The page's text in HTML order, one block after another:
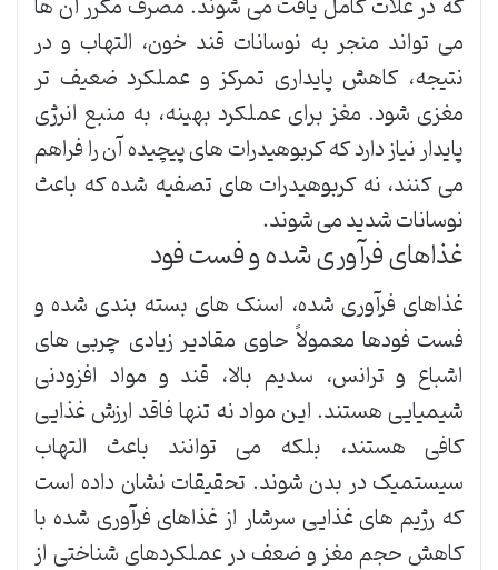
می تواند منجر به نوسانات قند خون، التهاب و در
نتیجه، کاهش پایداری تمرکز و عملکرد ضعیف تر
مغزی شود. مغز برای عملکرد بهینه، به منبع انرژی
پایدار نیاز دارد که کربوهیدرات های پیچیده آن را فراهم
می کنند، نه کربوهیدرات های تصفیه شده که باعث
نوسانات شدید می شوند.
غذاهای فرآوری شده و فست فود
غذاهای فرآوری شده، اسنک های بسته بندی شده و
فست فودها معمولاً حاوی مقادیر زیادی چربی های
اشباع و ترانس، سدیم بالا، قند و مواد افزودنی
شیمیایی هستند. این مواد نه تنها فاقد ارزش غذایی
کافی هستند، بلکه می توانند باعث التهاب
سیستمیک در بدن شوند. تحقیقات نشان داده است
که رژیم های غذایی سرشار از غذاهای فرآوری شده با
کاهش حجم مغز و ضعف در عملکردهای شناختی از